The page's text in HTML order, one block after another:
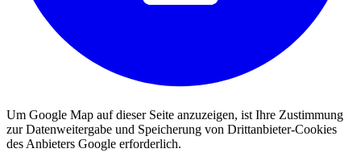
Um Google Map auf dieser Seite anzuzeigen, ist Ihre Zustimmung
zur Datenweitergabe und Speicherung von Drittanbieter-Cookies
des Anbieters Google erforderlich.